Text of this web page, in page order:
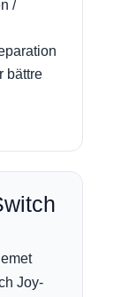
/
bättre
Joy-